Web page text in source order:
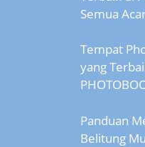
Semua
Tempat
yang
Panduan
Belitung